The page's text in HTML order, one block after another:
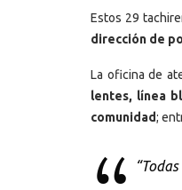
Estos 29
dirección de
La oficina de
lentes, línea
comunidad;